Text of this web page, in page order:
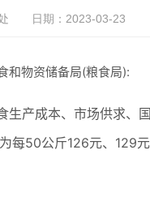
日期：2023-03-23
和物资储备局(粮食局):
产成本、市场供求、
50公斤126元、129元